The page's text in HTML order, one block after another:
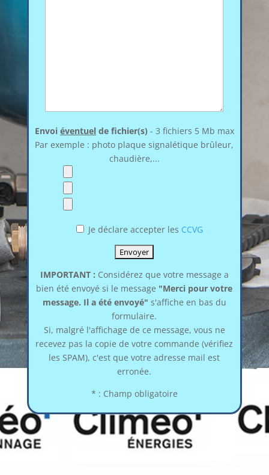
Envoi éventuelde fichier(s) - 3 fichiers 5 Mb max
Par exemple : photo plaque signalétique brûleur,
chaudière,...
Je déclare accepter les CCVG
IMPORTANT : Considérez que votre message a
bien été envoyé si le message "Merci pour votre
message. Il a été envoyé" s'affiche en bas du
formulaire.
Si, malgré l'affichage de ce message, vous ne
recevez pas la copie de votre commande (vérifiez
les SPAM), c'est que votre adresse mail est
erronée.
* : Champ obligatoire